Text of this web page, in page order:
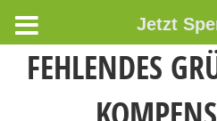
FEHLENDES
Jetzt